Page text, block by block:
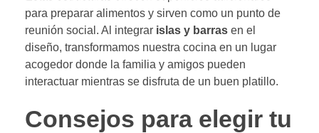
para preparar alimentos y sirven como un punto de
reunión social. Al integrar islas y barras en el
diseño, transformamos nuestra cocina en un lugar
acogedor donde la familia y amigos pueden
interactuar mientras se disfruta de un buen platillo.
Consejos para elegir tu